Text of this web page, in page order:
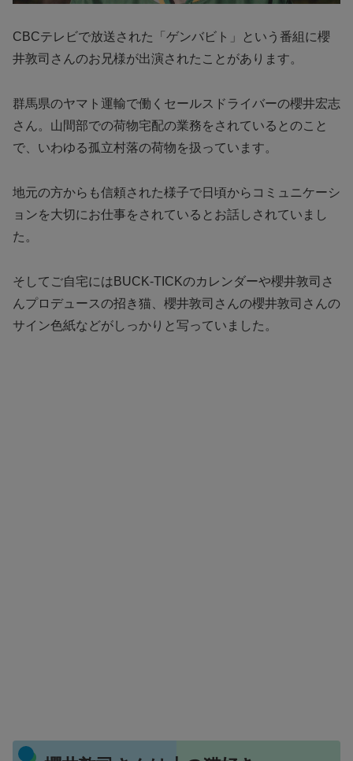
CBCテレビで放送された「ゲンバビト」という番組に櫻
井敦司さんのお兄様が出演されたことがあります。
群馬県のヤマト運輸で働くセールスドライバーの櫻井宏志
さん。山間部での荷物宅配の業務をされているとのこと
で、いわゆる孤立村落の荷物を扱っています。
地元の方からも信頼された様子で日頃からコミュニケーシ
ョンを大切にお仕事をされているとお話しされていまし
た。
そしてご自宅にはBUCK-TICKのカレンダーや櫻井敦司さ
んプロデュースの招き猫、櫻井敦司さんの櫻井敦司さんの
サイン色紙などがしっかりと写っていました。